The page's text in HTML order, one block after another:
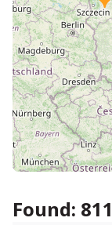
Found: 811